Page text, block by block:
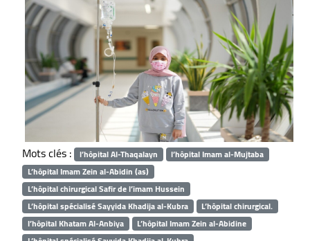
Mots clés : l’hôpital Al-Thaqalayn
l’hôpital Imam al-Mujtaba
L’hôpital Imam Zein al-Abidin (as)
L’hôpital chirurgical Safir de l’imam Hussein
L’hôpital spécialisé Sayyida Khadija al-Kubra
L’hôpital chirurgical.
l’hôpital Khatam Al-Anbiya
L’hôpital Imam Zein al-Abidine